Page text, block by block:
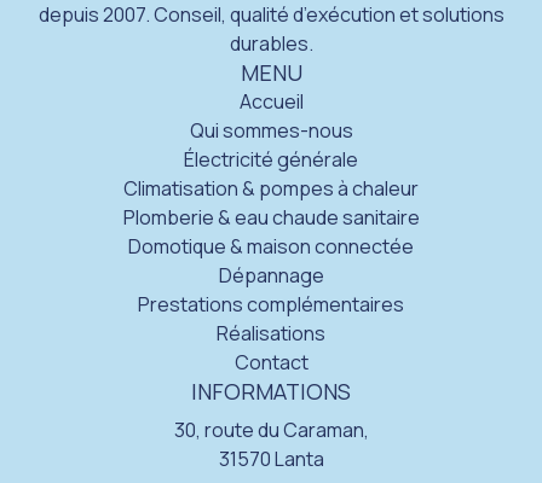
depuis 2007. Conseil, qualité d’exécution et solutions
durables.
MENU
Accueil
Qui sommes-nous
Électricité générale
Climatisation & pompes à chaleur
Plomberie & eau chaude sanitaire
Domotique & maison connectée
Dépannage
Prestations complémentaires
Réalisations
Contact
INFORMATIONS
30, route du Caraman,
31570 Lanta